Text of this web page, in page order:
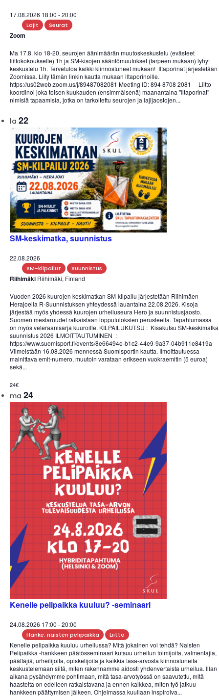
17.08.2026 18:00 -20:00
Lajit Seurat
Zoom
Ma 17.8. klo 18-20, seurojen äänimäärän muutoskeskustelu (evästeet
liittokokoukselle) 1h ja SM-kisojen sääntömuutokset (tarpeen mukaan) lyhyt
keskustelu 1h. Tervetuloa kaikki kiinnostuneet mukaan! Iltaporinat järjestetään
Zoomissa. Liity tämän linkin kautta mukaan iltaporinoille.
https://us02web.zoom.us/j/89487082081 Meeting ID: 894 8708 2081 Liitto
koordinoi joka toisen kuukauden (ensimmäisenä) maanantaina "Iltaporinat"
nimisiä tapaamisia, jotka on tarkoitettu seurojen ja lajijaostojen...
la 22
SM-keskimatka, suunnistus
22.08.2026
SM-kilpailut Suunnistus
Riihimäki Riihimäki, Finland
Vuoden 2026 kuurojen keskimatkan SM-kilpailu järjestetään Riihimäen
Herajoella R-Suunnistuksen yhteydessä lauantaina 22.08.2026. Kisoja
järjestää myös yhdessä kuurojen urheiluseura Hero ja suunnistusjaosto.
Suomen mestaruudet ratkaistaan lopputuloksien perusteella. Tapahtumassa
on myös veteraanisarja kuuroille. KILPAILUKUTSU : Kisakutsu SM-keskimatka
suunnistus 2026 ILMOITTAUTUMINEN :
https://www.suomisport.fi/events/8e66494e-b1c2-44e9-9a37-04b911e8419a
Viimeistään 16.08.2026 mennessä Suomisportin kautta. Ilmoittautuessa
mainittava emit-numero, muutoin varataan erikseen vuokraemitin (5 euroa)
sekä...
24€
ma 24
Kenelle pelipaikka kuuluu? -seminaari
24.08.2026 17:00 -20:00
Hanke: naisten pelipaikka Liitto
Kenelle pelipaikka kuuluu urheilussa? Mitä jokainen voi tehdä? Naisten
Pelipaikka -hankkeen päätösseminaari kutsuu urheilun toimijoita, valmentajia,
päättäjiä, urheilijoita, opiskelijoita ja kaikkia tasa-arvosta kiinnostuneita
keskustelemaan siitä, miten rakennamme aidosti yhdenvertaista urheilua. Illan
aikana pysähdymme pohtimaan, mitä tasa-arvotyössä on saavutettu, mitä
haasteita on edelleen ratkaistavana ja ennen kaikkea, miten työ jatkuu
hankkeen päättymisen jälkeen. Ohjelmassa kuullaan inspiroiva...